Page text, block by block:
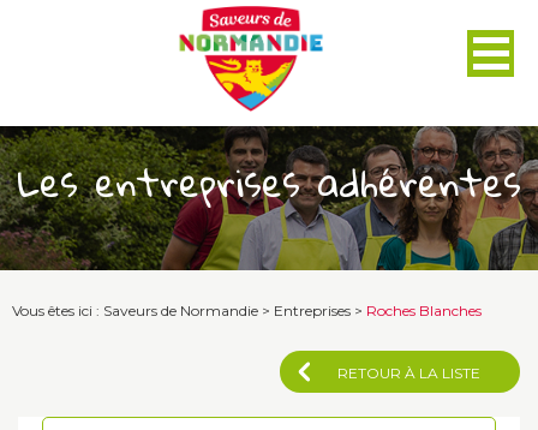
Les entreprises adhérentes
Vous êtes ici : Saveurs de Normandie > Entreprises > Roches Blanches
RETOUR À LA LISTE
Panneau de gestion des cookies